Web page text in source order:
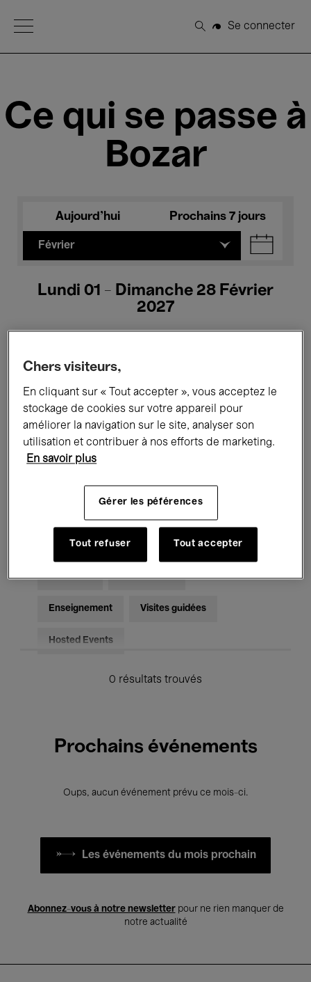
Open Menu
Rechercher
Se connecter
Ce qui se passe à
Bozar
Aujourd'hui Prochains 7 jours
Février
Lundi 01 - Dimanche 28 Février
2027
Tous les événements Concerts
Expositions Films Performances
Rencontres & Débats
Musique classique Global Music
Musique électronique
Pour tous Kids’ Palace
Enseignement Visites guidées
Hosted Events
0 résultats trouvés
Prochains événements
Oups, aucun événement prévu ce mois-ci.
Les événements du mois prochain
Abonnez-vous à notre newsletterpour ne rien manquer de
notre actualité
Chers visiteurs,
En cliquant sur « Tout accepter », vous acceptez le
stockage de cookies sur votre appareil pour
améliorer la navigation sur le site, analyser son
utilisation et contribuer à nos efforts de marketing.
En savoir plus
Gérer les péférences
Tout refuser Tout accepter